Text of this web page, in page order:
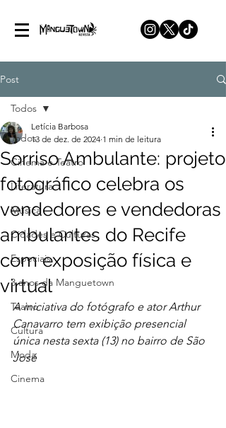
Post
Todos
Cinema e Teatro
Literatura
Música
Cidades e Culturas
Especiais
3 anos da Manguetown
Teatro
Cultura
Moda
Cinema
Todos
Sorriso Ambulante: projeto
fotográfico celebra os
vendedores e vendedoras
ambulantes do Recife
com exposição física e
virtual
Letícia Barbosa
13 de dez. de 2024 1 min de leitura
A iniciativa do fotógrafo e ator Arthur
Canavarro tem exibição presencial
única nesta sexta (13) no bairro de São
José